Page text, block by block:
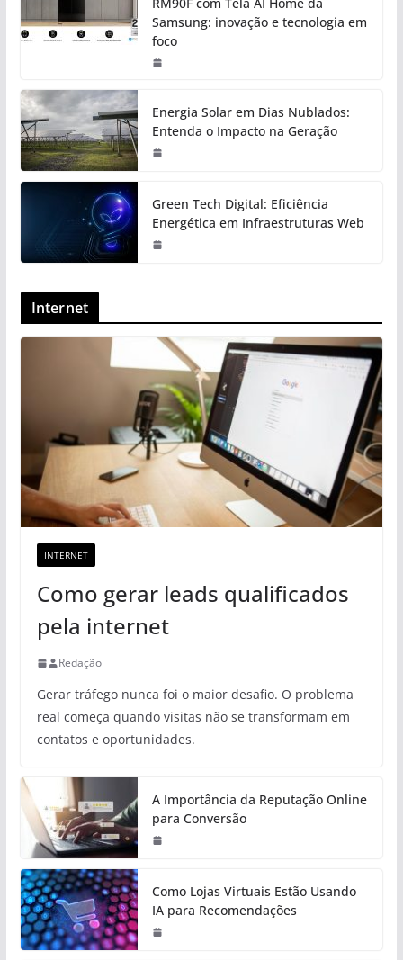
Samsung: inovação e tecnologia em
foco
Energia Solar em Dias Nublados:
Entenda o Impacto na Geração
Green Tech Digital: Eficiência
Energética em Infraestruturas Web
Internet
INTERNET
Como gerar leads qualificados
pela internet
Redação
Gerar tráfego nunca foi o maior desafio. O problema
real começa quando visitas não se transformam em
contatos e oportunidades.
A Importância da Reputação Online
para Conversão
Como Lojas Virtuais Estão Usando
IA para Recomendações